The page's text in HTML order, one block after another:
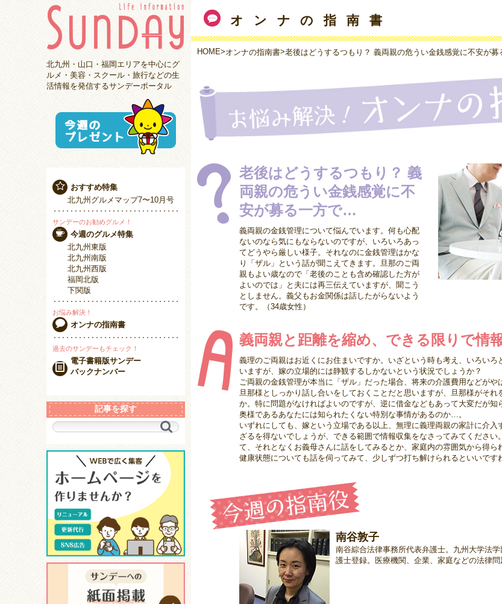
北九州・山口・福岡エリアを中心にグ
ルメ・美容・スクール・旅行などの生
活情報を発信するサンデーポータル
おすすめ特集
北九州グルメマップ7〜10月号
サンデーのお勧めグルメ！
今週のグルメ特集
北九州東版
北九州南版
北九州西版
福岡北版
下関版
お悩み解決！
オンナの指南書
過去のサンデーもチェック！
電子書籍版サンデー
バックナンバー
記事を探す
キ
で
探
す
オンナの指南書
HOME>オンナの指南書>老後はどうするつもり？ 義両親の危うい金銭感覚に不安が
老後はどうするつもり？ 義
両親の危うい金銭感覚に不
安が募る一方で…
義両親の金銭管理について悩んでいます。何も心配
ないのなら気にもならないのですが、いろいろあっ
てどうやら厳しい様子。それなのに金銭管理はかな
り「ザル」という話が聞こえてきます。旦那のご両
親もよい歳なので「老後のことも含め確認した方が
よいのでは」と夫には再三伝えていますが、聞こう
としません。義父もお金関係は話したがらないよう
です。（34歳女性）
義両親と距離を縮め、できる限りで情
義理のご両親はお近くにお住まいですか。いざという時も考え、いろいろ
いますが、嫁の立場的には静観するしかないという状況でしょうか？
ご両親の金銭管理が本当に「ザル」だった場合、将来の介護費用などがや
旦那様としっかり話し合いをしておくことだと思いますが、旦那様がそれ
か。特に問題がなければよいのですが、逆に借金などもあって大変だが知
奥様であるあなたには知られたくない特別な事情があるのか…。
いずれにしても、嫁という立場である以上、無理に義理両親の家計に介入
ざるを得ないでしょうが、できる範囲で情報収集をなさってみてください
て、それとなくお義母さんに話をしてみるとか、家庭内の雰囲気から得ら
健康状態についても話を伺ってみて、少しずつ打ち解けられるといいです
南谷敦子
南谷綜合法律事務所代表弁護士。九州大学法
護士登録。医療機関、企業、家庭などの法律問